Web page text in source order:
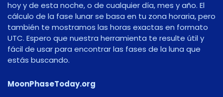
hoy y de esta noche, o de cualquier día, mes y año. El
cálculo de la fase lunar se basa en tu zona horaria, pero
también te mostramos las horas exactas en formato
UTC. Espero que nuestra herramienta te resulte útil y
fácil de usar para encontrar las fases de la luna que
estás buscando.
MoonPhaseToday.org